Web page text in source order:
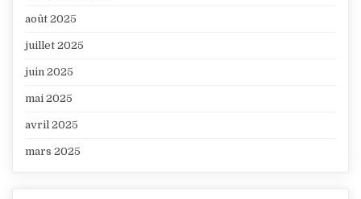
août 2025
juillet 2025
juin 2025
mai 2025
avril 2025
mars 2025